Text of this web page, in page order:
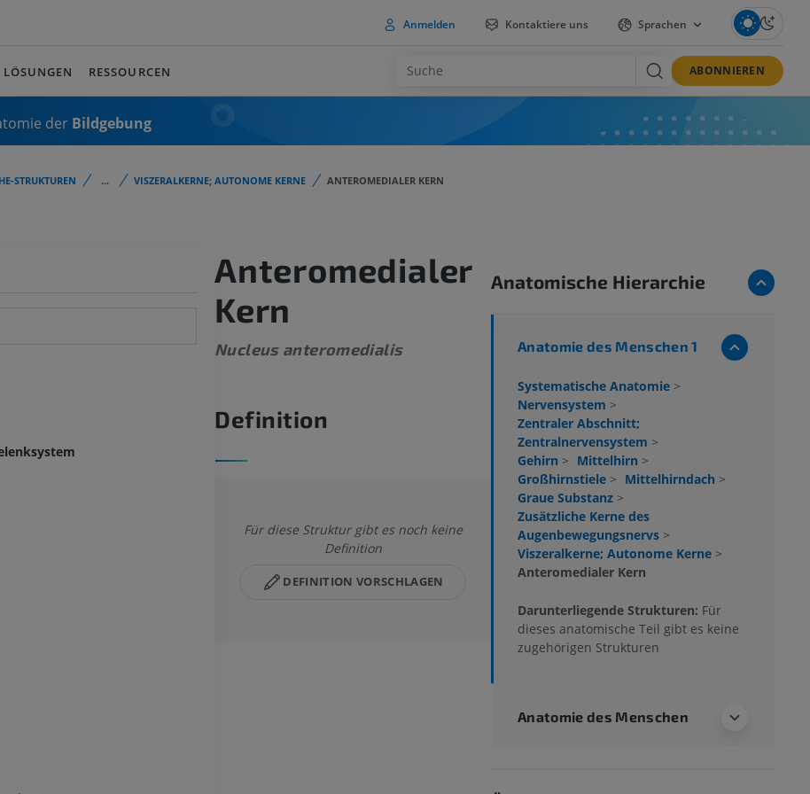
Anmelden Kontaktiere uns Sprachen
LÖSUNGEN RESSOURCEN ABONNIEREN
der Bildgebung
STRUKTUREN ... VISZERALKERNE; AUTONOME KERNE ANTEROMEDIALER KERN
Anteromedialer
Kern
Nucleus anteromedialis
Definition
Für diese Struktur gibt es noch keine
Definition
DEFINITION VORSCHLAGEN
Anatomische Hierarchie
Anatomie des Menschen 1
Systematische Anatomie >
Nervensystem >
Zentraler Abschnitt;
Zentralnervensystem >
Gehirn > Mittelhirn >
Großhirnstiele > Mittelhirndach >
Graue Substanz >
Zusätzliche Kerne des
Augenbewegungsnervs >
Viszeralkerne; Autonome Kerne >
Anteromedialer Kern
Darunterliegende Strukturen: Für
dieses anatomische Teil gibt es keine
zugehörigen Strukturen
Anatomie des Menschen